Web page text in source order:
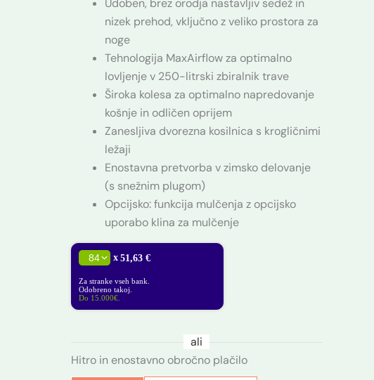
3.499,90 €.
Udoben, brez orodja nastavljiv sedež in
nizek prehod, vključno z veliko prostora za
noge
Tehnologija MaxAirflow za optimalno
lovljenje v 250-litrski zbiralnik trave
Široka kolesa za optimalno napredovanje
košnje in odličen oprijem
Zanesljiva dvorezna kosilnica s krogličnimi
ležaji
Enostavna pretvorba v zimsko delovanje
(s snežnim plugom)
Opcijsko: funkcija mulčenja z opcijsko
uporabo klina za mulčenje
x 51,63 €
Za stranke vseh bank.
Odobreno takoj.
Do 15.000€.
ali
Hitro in enostavno obročno plačilo
COMFORT